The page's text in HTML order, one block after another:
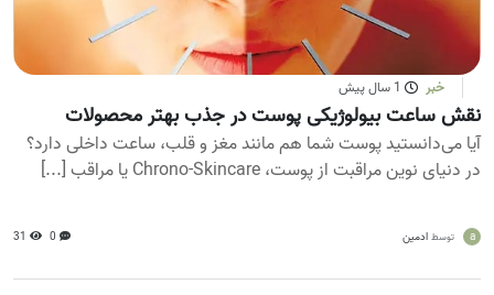
خبر 1 سال پیش
نقش ساعت بیولوژیکی پوست در جذب بهتر محصولات
آیا می‌دانستید پوست شما هم مانند مغز و قلب، ساعت داخلی دارد؟
در دنیای نوین مراقبت از پوست، Chrono-Skincare یا مراقب [...]
a توسط ادمین 0
31